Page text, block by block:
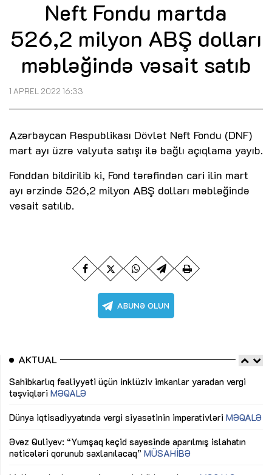
Neft Fondu martda
526,2 milyon ABŞ dolları
məbləğində vəsait satıb
1 APREL 2022 16:33
Azərbaycan Respublikası Dövlət Neft Fondu (DNF)
mart ayı üzrə valyuta satışı ilə bağlı açıqlama yayıb.
Fonddan bildirilib ki, Fond tərəfindən cari ilin mart
ayı ərzində 526,2 milyon ABŞ dolları məbləğində
vəsait satılıb.
AKTUAL
Sahibkarlıq fəaliyyəti üçün inklüziv imkanlar yaradan vergi
təşviqləri MƏQALƏ
Dünya iqtisadiyyatında vergi siyasətinin imperativləri MƏQALƏ
Əvəz Quliyev: “Yumşaq keçid sayəsində aparılmış islahatın
nəticələri qorunub saxlanılacaq” MÜSAHİBƏ